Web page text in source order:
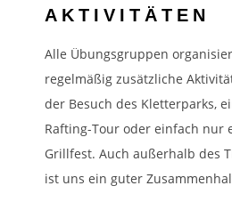
AKTIVITÄTEN
Alle Übungsgruppen
regelmäßig zusätzliche
der Besuch des Kletterparks,
Rafting-Tour oder einfach nur
Grillfest. Auch außerhalb des
ist uns ein guter